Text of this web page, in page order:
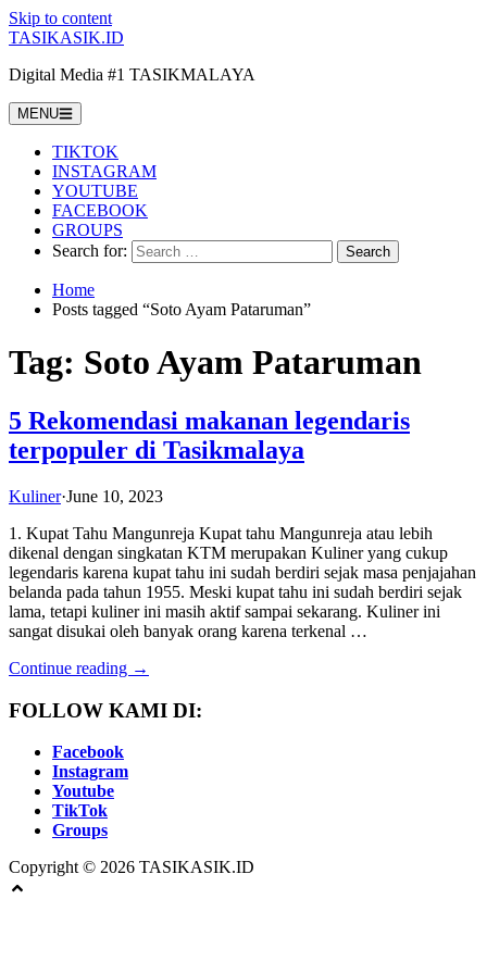
Skip to content
TASIKASIK.ID
Digital Media #1 TASIKMALAYA
MENU
TIKTOK
INSTAGRAM
YOUTUBE
FACEBOOK
GROUPS
Search for:
Home
Posts tagged “Soto Ayam Pataruman”
Tag: Soto Ayam Pataruman
5 Rekomendasi makanan legendaris
terpopuler di Tasikmalaya
Kuliner·June 10, 2023
1. Kupat Tahu Mangunreja Kupat tahu Mangunreja atau lebih
dikenal dengan singkatan KTM merupakan Kuliner yang cukup
legendaris karena kupat tahu ini sudah berdiri sejak masa penjajahan
belanda pada tahun 1955. Meski kupat tahu ini sudah berdiri sejak
lama, tetapi kuliner ini masih aktif sampai sekarang. Kuliner ini
sangat disukai oleh banyak orang karena terkenal …
Continue reading →
FOLLOW KAMI DI:
Facebook
Instagram
Youtube
TikTok
Groups
Copyright © 2026 TASIKASIK.ID